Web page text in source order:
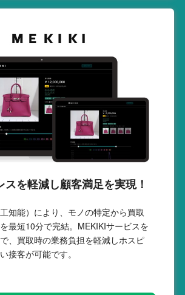
スを軽減し顧客満足を実現！
知能）により、モノの特定から買取
最短10分で完結。MEKIKIサービスを
、買取時の業務負担を軽減しホスピ
接客が可能です。